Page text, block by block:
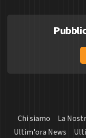
Chi siamo La
Ultim'ora News